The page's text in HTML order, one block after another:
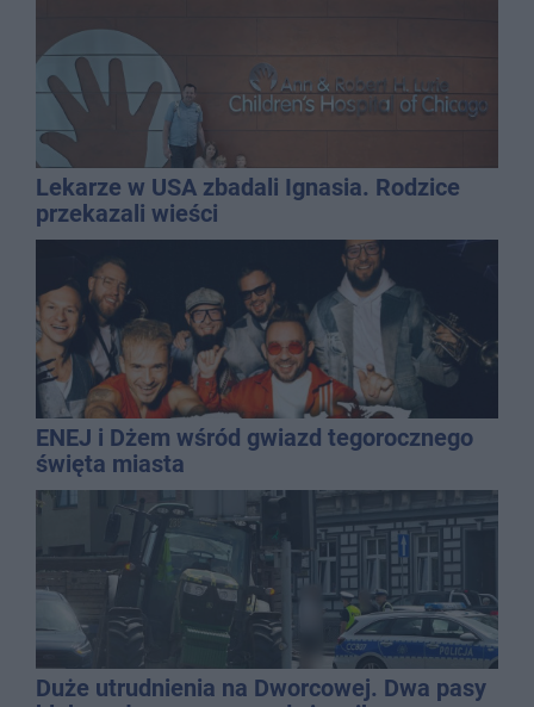
Lekarze w USA zbadali Ignasia. Rodzice
przekazali wieści
ENEJ i Dżem wśród gwiazd tegorocznego
święta miasta
Duże utrudnienia na Dworcowej. Dwa pasy